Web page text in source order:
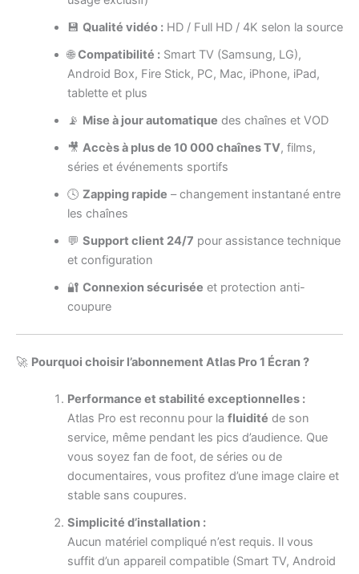
💾 Qualité vidéo :HD / Full HD / 4K selon la source
🌐Compatibilité :Smart TV (Samsung, LG),
Android Box, Fire Stick, PC, Mac, iPhone, iPad,
tablette et plus
📡 Mise à jour automatique des chaînes et VOD
🎥 Accès à plus de 10 000 chaînes TV, films,
séries et événements sportifs
🕓 Zapping rapide – changement instantané entre
les chaînes
💬 Support client 24/7 pour assistance technique
et configuration
🔐 Connexion sécurisée et protection anti-
coupure
🚀 Pourquoi choisir l’abonnement Atlas Pro 1 Écran ?
Performance et stabilité exceptionnelles :
Atlas Pro est reconnu pour la fluidité de son
service, même pendant les pics d’audience. Que
vous soyez fan de foot, de séries ou de
documentaires, vous profitez d’une image claire et
stable sans coupures.
Simplicité d’installation :
Aucun matériel compliqué n’est requis. Il vous
suffit d’un appareil compatible (Smart TV, Android